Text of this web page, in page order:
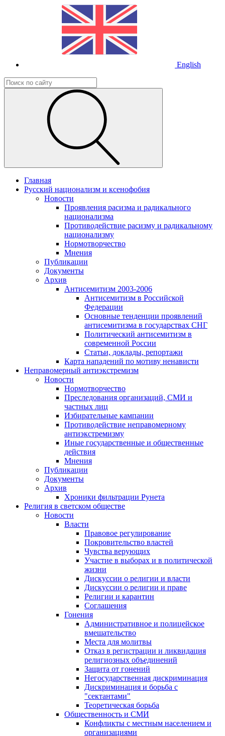
English
Главная
Русский национализм и ксенофобия
Новости
Проявления расизма и радикального
национализма
Противодействие расизму и радикальному
национализму
Нормотворчество
Мнения
Публикации
Документы
Архив
Антисемитизм 2003-2006
Антисемитизм в Российской
Федерации
Основные тенденции проявлений
антисемитизма в государствах СНГ
Политический антисемитизм в
современной России
Статьи, доклады, репортажи
Карта нападений по мотиву ненависти
Неправомерный антиэкстремизм
Новости
Нормотворчество
Преследования организаций, СМИ и
частных лиц
Избирательные кампании
Противодействие неправомерному
антиэкстремизму
Иные государственные и общественные
действия
Мнения
Публикации
Документы
Архив
Хроники фильтрации Рунета
Религия в светском обществе
Новости
Власти
Правовое регулирование
Покровительство властей
Чувства верующих
Участие в выборах и в политической
жизни
Дискуссии о религии и власти
Дискуссии о религии и праве
Религии и карантин
Соглашения
Гонения
Административное и полицейское
вмешательство
Места для молитвы
Отказ в регистрации и ликвидация
религиозных объединений
Защита от гонений
Негосударственная дискриминация
Дискриминация и борьба с
"сектантами"
Теоретическая борьба
Общественность и СМИ
Конфликты с местным населением и
организациями